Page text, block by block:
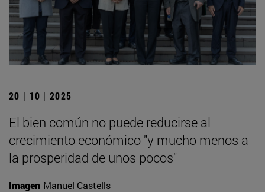
20 | 10 | 2025
El bien común no puede reducirse al
crecimiento económico "y mucho menos a
la prosperidad de unos pocos"
Imagen Manuel Castells